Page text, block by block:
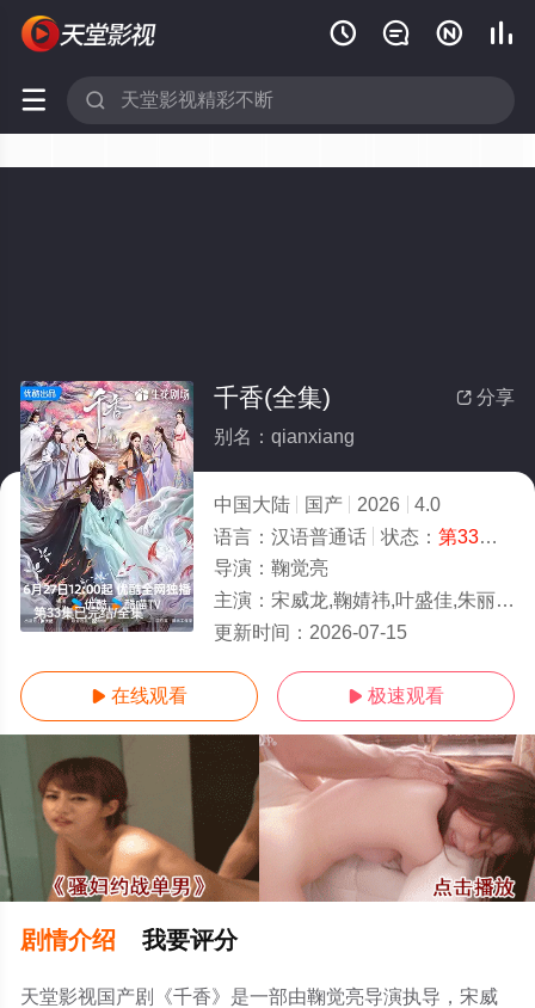
   
 
第33集已完结/全集
 分享
千香(全集)
别名：qianxiang
中国大陆 国产 2026
4.0
语言： 汉语普通话 状态： 第33集已完结
导演： 鞠觉亮
主演： 宋威龙,鞠婧祎,叶盛佳,朱丽岚,刘梦芮,何中华,张志浩,林艾泇,郑合惠
更新时间： 2026-07-15
 在线观看  极速观看
剧情介绍 我要评分
天堂影视国产剧《千香》是一部由鞠觉亮导演执导，宋威